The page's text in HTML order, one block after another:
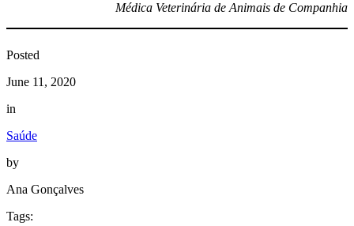
Médica Veterinária de Animais de Companhia
Posted
June 11, 2020
in
Saúde
by
Ana Gonçalves
Tags: